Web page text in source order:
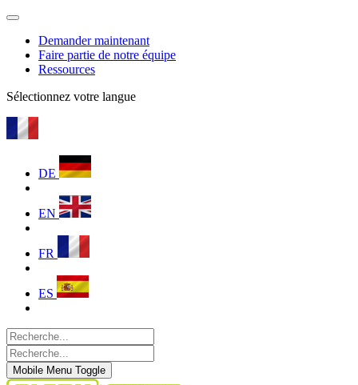
Demander maintenant
Faire partie de notre équipe
Ressources
Sélectionnez votre langue
DE
EN
FR
ES
Mobile Menu Toggle